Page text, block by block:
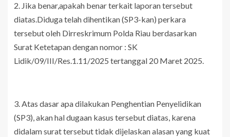
2. Jika benar,apakah benar terkait laporan tersebut
diatas.Diduga telah dihentikan (SP3-kan) perkara
tersebut oleh Dirreskrimum Polda Riau berdasarkan
Surat Ketetapan dengan nomor : SK
Lidik/09/III/Res.1.11/2025 tertanggal 20 Maret 2025.
3. Atas dasar apa dilakukan Penghentian Penyelidikan
(SP3), akan hal dugaan kasus tersebut diatas, karena
didalam surat tersebut tidak dijelaskan alasan yang kuat